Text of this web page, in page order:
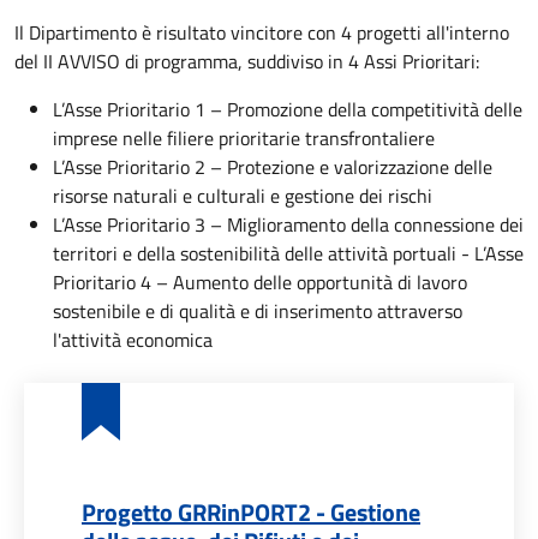
Il Dipartimento è risultato vincitore con 4 progetti all'interno
del II AVVISO di programma, suddiviso in 4 Assi Prioritari:
L’Asse Prioritario 1 – Promozione della competitività delle
imprese nelle filiere prioritarie transfrontaliere
L’Asse Prioritario 2 – Protezione e valorizzazione delle
risorse naturali e culturali e gestione dei rischi
L’Asse Prioritario 3 –­ Miglioramento della connessione dei
territori e della sostenibilità delle attività portuali - L’Asse
Prioritario 4 – Aumento delle opportunità di lavoro
sostenibile e di qualità e di inserimento attraverso
l'attività economica
Progetto GRRinPORT2 - Gestione